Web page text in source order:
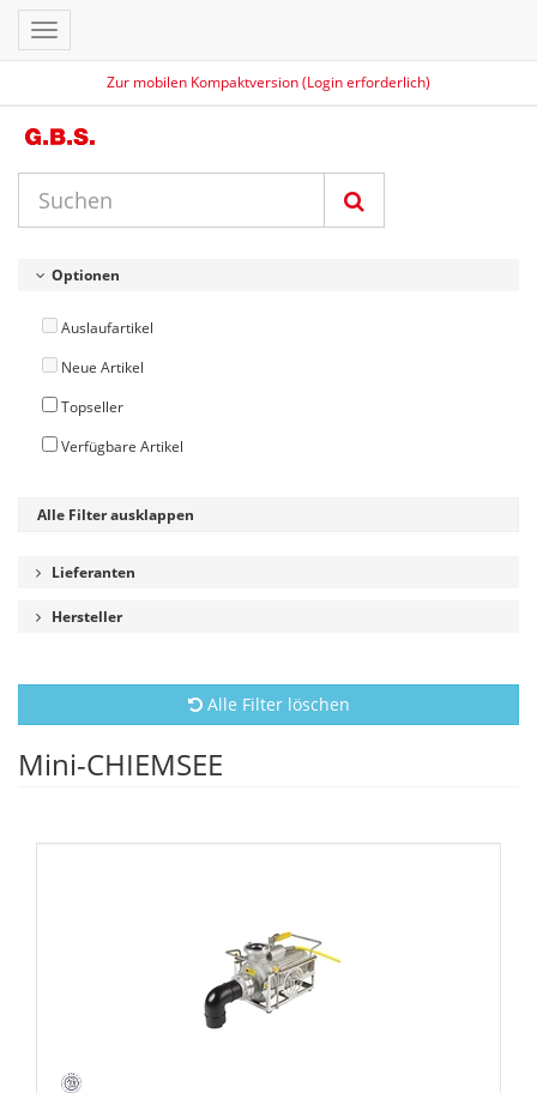
Zur mobilen Kompaktversion (Login erforderlich)
Toggle
navigation
Optionen
Auslaufartikel
Neue Artikel
Topseller
Verfügbare Artikel
Alle Filter ausklappen
Lieferanten
Hersteller
Alle Filter löschen
Mini-CHIEMSEE